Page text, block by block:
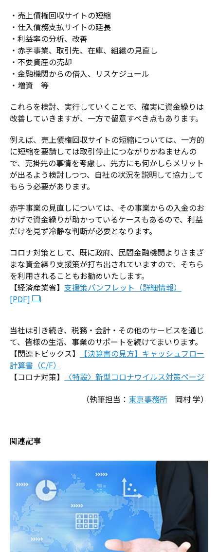
・売上債権回収サイトの短縮
・仕入債務支払サイトの延長
・利益率の分析、改善
・赤字事業、取引先、在庫、組織の見直し
・不要資産の売却
・金融機関からの借入、リスケジュール
・増資 等
これらを検討、実行していくことで、確実に資金繰りは
改善していきますが、一方で留意すべき点もあります。
例えば、売上債権回収サイトの短縮については、一方的
に短縮を要請しては取引停止につながりかねませんの
で、売掛先の事情を考慮し、先方にも何かしらメリット
が出るよう検討しつつ、自社の状況を説明して協力して
もらう必要があります。
赤字事業の見直しについては、その事業からの入金のお
かげで資金繰りが助かっているケースもあるので、利益
だけを見ず冷静な判断が必要となります。
コロナ対策として、既に政府、民間金融機関よりさまざ
まな資金繰り支援策が打ち出されていますので、そちら
を利用されることもお勧めいたします。
【経済産業省】 支援策パンフレット（詳細情報）
[PDF]
当社は引き続き、税務・会計・その他のサービスを通じ
て、皆様の生活、事業のサポートを続けてまいります。
【関連トピックス】
【決算書の見方】キャッシュフロー
計算書（C/F）
【コロナ対策】
〈特設〉新型コロナウイルス対策ページ
（執筆担当： 東京事務所 岡村 学）
関連記事